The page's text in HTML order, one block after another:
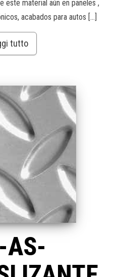
este material aún en paneles ,
acabados para autos […]
tutto
AS-